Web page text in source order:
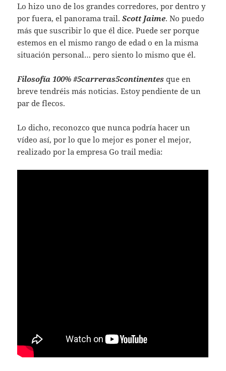
Lo hizo uno de los grandes corredores, por dentro y
por fuera, el panorama trail.Scott Jaime. No puedo
más que suscribir lo que él dice. Puede ser porque
estemos en el mismo rango de edad o en la misma
situación personal… pero siento lo mismo que él.
Filosofía 100% #5carreras5continentes que en
breve tendréis más noticias. Estoy pendiente de un
par de flecos.
Lo dicho, reconozco que nunca podría hacer un
vídeo así, por lo que lo mejor es poner el mejor,
realizado por la empresa Go trail media: